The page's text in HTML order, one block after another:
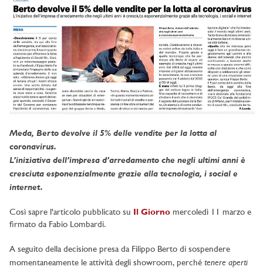
Meda, Berto devolve il 5% delle vendite per la lotta al
coronavirus.
L’iniziativa dell’impresa d’arredamento che negli ultimi anni è
cresciuta esponenzialmente grazie alla tecnologia, i social e
internet.
Così sapre l'articolo pubblicato su Il Giorno mercoledì 11 marzo e
firmato da Fabio Lombardi.
A seguito della decisione presa da Filippo Berto di sospendere
momentaneamente le attività degli showroom, perché tenere aperti